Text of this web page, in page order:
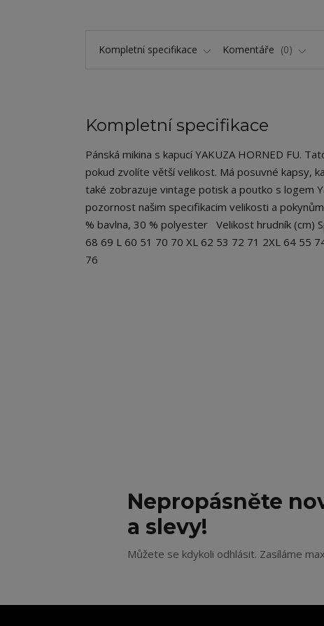
Kompletní specifikace Komentáře 0
Kompletní specifikace
Pánská mikina s kapucí YAKUZA HORNED FU.
pokud zvolíte větší velikost. Má posuvné kapsy,
také zobrazuje vintage potisk a poutko s logem
pozornost našim specifikacím velikosti a
% bavlna, 30 % polyester Velikost hrudník (cm)
68 69 L 60 51 70 70 XL 62 53 72 71 2XL 64 55
76
Nepropásněte
a slevy!
Můžete se kdykoli odhlásit. Zasíláme